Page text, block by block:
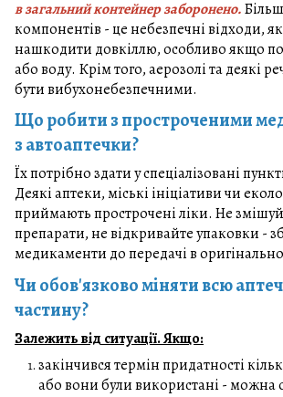
в загальний контейнер заборонено.
компонентів - це небезпечні відходи,
нашкодити довкіллю, особливо якщо
або воду. Крім того, аерозолі та деякі
бути вибухонебезпечними.
Що робити з простроченими
з автоаптечки?
Їх потрібно здати у спеціалізовані
Деякі аптеки, міські ініціативи чи
приймають прострочені ліки. Не
препарати, не відкривайте упаковки -
медикаменти до передачі в
Чи обов'язково міняти всю
частину?
Залежить від ситуації. Якщо:
закінчився термін придатності
або вони були використані - можна